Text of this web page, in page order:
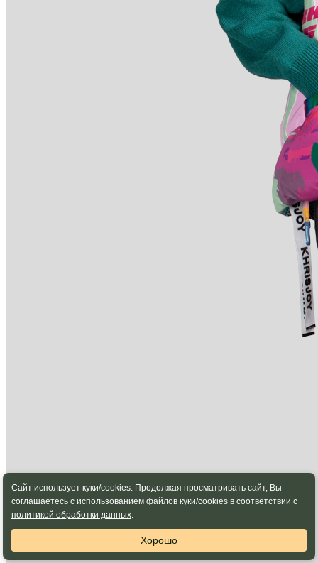
Сайт использует куки/cookies. Продолжая просматривать сайт, Вы
соглашаетесь с использованием файлов куки/cookies в соответствии с
политикой обработки данных.
Хорошо